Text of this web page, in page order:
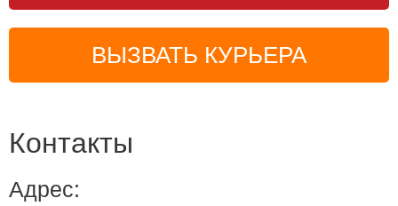
ВЫЗВАТЬ КУРЬЕРА
Контакты
Адрес: